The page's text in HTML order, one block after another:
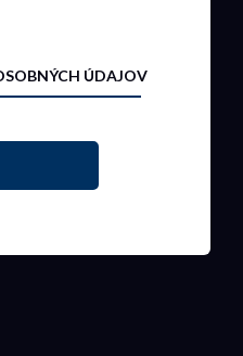
ÚDAJOV